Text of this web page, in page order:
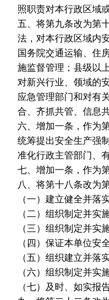
照职责对本行政区域
五、将第九条改为第
法，对本行政区域内
国务院交通运输、住
施监督管理；县级以
对新兴行业、领域的
应急管理部门和对有
合、齐抓共管、信息
六、增加一条，作为
统筹提出安全生产强
准化行政主管部门、
七、增加一条，作为
八、将第十八条改为
（一）建立健全并落
（二）组织制定并实
（三）组织制定并实
（四）保证本单位安
（五）组织建立并
（六）组织制定并实
（七）及时、如实报